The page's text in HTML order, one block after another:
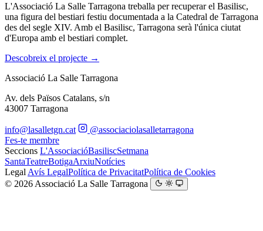
L'Associació La Salle Tarragona treballa per recuperar el Basilisc,
una figura del bestiari festiu documentada a la Catedral de Tarragona
des del segle XIV. Amb el Basilisc, Tarragona serà l'única ciutat
d'Europa amb el bestiari complet.
Descobreix el projecte →
Associació La Salle Tarragona
Av. dels Països Catalans, s/n
43007 Tarragona
info@lasalletgn.cat
@associaciolasalletarragona
Fes-te membre
Seccions L'AssociacióBasiliscSetmana
SantaTeatreBotigaArxiuNotícies
Legal Avís LegalPolítica de PrivacitatPolítica de Cookies
© 2026 Associació La Salle Tarragona